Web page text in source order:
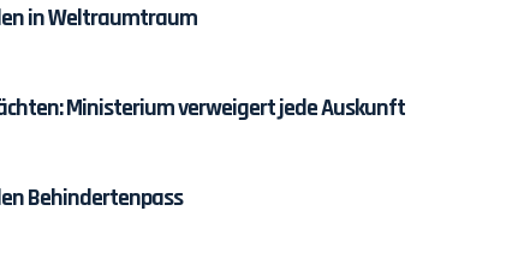
in Weltraumtraum
Ministerium verweigert jede Auskunft
Behindertenpass